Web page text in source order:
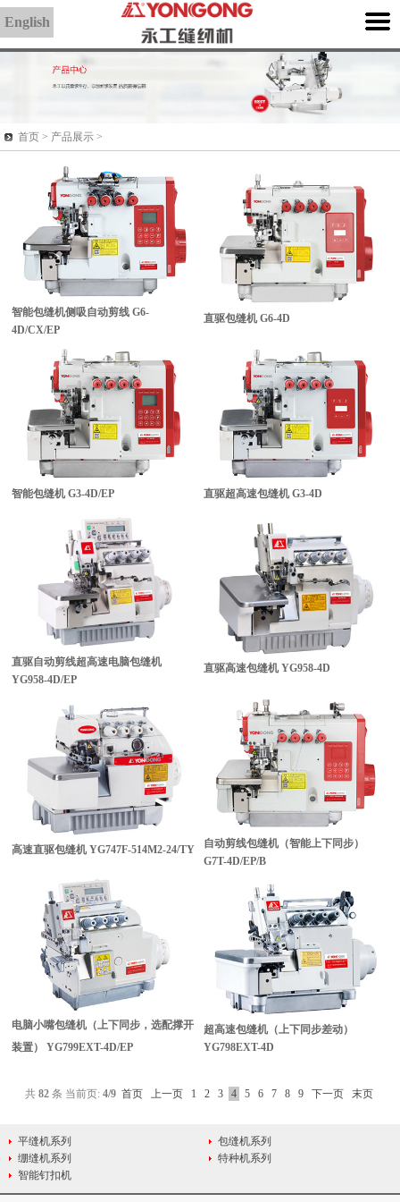
English
首页 > 产品展示 >
智能包缝机侧吸自动剪线 G6-
4D/CX/EP
直驱包缝机 G6-4D
智能包缝机 G3-4D/EP 直驱超高速包缝机 G3-4D
直驱自动剪线超高速电脑包缝机
YG958-4D/EP
直驱高速包缝机 YG958-4D
高速直驱包缝机 YG747F-514M2-24/TY
自动剪线包缝机（智能上下同步）
G7T-4D/EP/B
电脑小嘴包缝机（上下同步，选配撑开
装置）
YG799EXT-4D/EP
超高速包缝机（上下同步差动）
YG798EXT-4D
共 82条 当前页: 4/9 首页 上一页 1 2 3 4 5 6 7 8 9 下一页 末页
平缝机系列
包缝机系列
绷缝机系列
特种机系列
智能钉扣机